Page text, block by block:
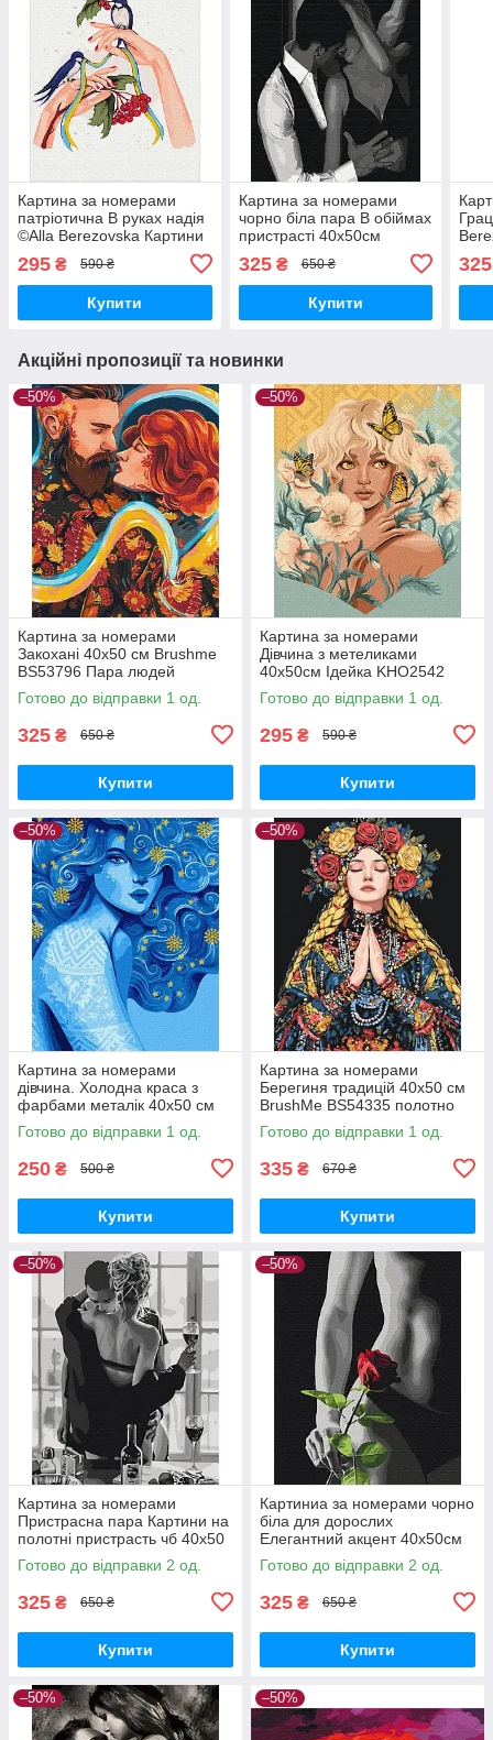
Картина за номерами
патріотична В руках надія
©Alla Berezovska Картини
40х50 BrushMe BS53145
295 ₴ 590 ₴
Купити
Картина за номерами
чорно біла пара В обіймах
пристрасті 40х50см
325₴ 650 ₴
Купити
325
Акційні пропозиції та новинки
–50%
Картина за номерами
Закохані 40х50 см Brushme
BS53796 Пара людей
поцілунок
Готово до відправки 1 од.
325 ₴ 650 ₴
Купити
–50%
Картина за номерами
Дівчина з метеликами
40х50см Ідейка KHO2542
Готово до відправки 1 од.
295 ₴ 590 ₴
Купити
–50%
Картина за номерами
дівчина. Холодна краса з
фарбами металік 40х50 см
Ідейка KHO2587
Готово до відправки 1 од.
250 ₴ 500 ₴
Купити
–50%
Картина за номерами
Берегиня традицій 40х50 см
BrushMe BS54335 полотно
на підрамнику
Готово до відправки 1 од.
335 ₴ 670 ₴
Купити
–50%
Картина за номерами
Пристрасна пара Картини на
полотні пристрасть чб 40х50
Розмальовка для дорослих
Brushme BS34134
Готово до відправки 2 од.
325 ₴ 650 ₴
Купити
–50%
Картиниа за номерами чорно
біла для дорослих
Елегантний акцент 40х50см
Brushme BS53919
Готово до відправки 2 од.
325 ₴ 650 ₴
Купити
–50% –50%